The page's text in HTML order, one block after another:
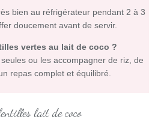
bien au réfrigérateur pendant 2 à 3
doucement avant de servir.
vertes au lait de coco ?
ou les accompagner de riz, de
repas complet et équilibré.